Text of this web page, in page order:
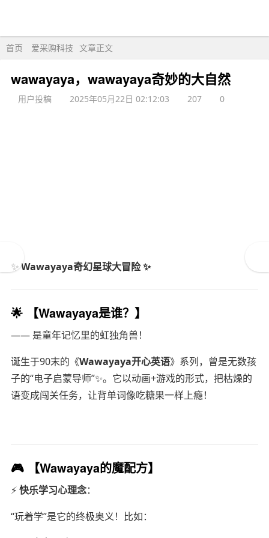
首页 爱采购科技 文章正文
wawayaya，wawayaya奇妙的大自然
用户投稿 2025年05月22日 02:12:03 207 0
✨ Wawayaya奇幻星球大冒险 ✨
🌟 【Wawayaya是谁？】
—— 是童年记忆里的虹独角兽！
诞生于90末的《Wawayaya开心英语》系列，曾是无数孩
子的“电子启蒙导师”✨。它以动画+游戏的形式，把枯燥的
语变成闯关任务，让背单词像吃糖果一样上瘾！
🎮 【Wawayaya的魔配方】
⚡️快乐学习心理念：
“玩着学”是它的终极奥义！比如：